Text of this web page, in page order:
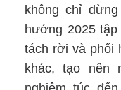
không chỉ
hướng 2025
tách rời và phối
khác, tạo nên